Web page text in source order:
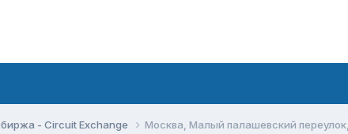
- Circuit Exchange Москва, Малый палашевский